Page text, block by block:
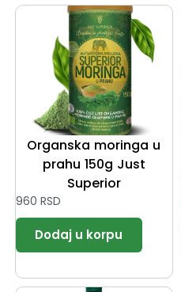
Organska moringa u
prahu 150g Just
Superior
960 RSD